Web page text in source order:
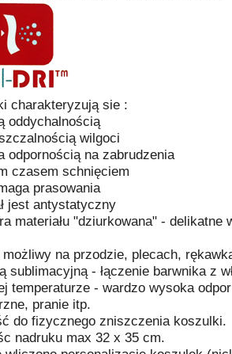
charakteryzują sie :
oddychalnością
wilgoci
odpornością na zabrudzenia
czasem schnięciem
prasowania
jest antystatyczny
materiału "dziurkowana" - delikatne
możliwy na przodzie, plecach,
sublimacyjną - łączenie barwnika z
temperaturze - wardzo wysoka
pranie itp.
do fizycznego zniszczenia koszulki.
nadruku max 32 x 35 cm.